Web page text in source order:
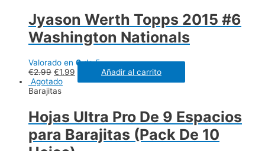
Jyason Werth Topps 2015 #6
Washington Nationals
Valorado en 0de 5
€2.99 €1.99
Añadir al carrito
Agotado
Barajitas
Hojas Ultra Pro De 9 Espacios
para Barajitas (Pack De 10